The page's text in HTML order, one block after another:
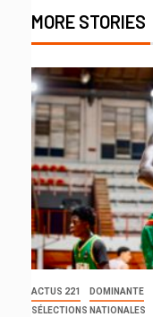
MORE STORIES
ACTUS 221 DOMINANTE
SÉLECTIONS NATIONALES